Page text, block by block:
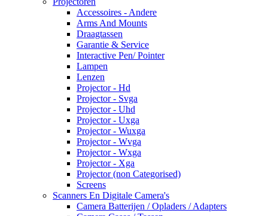
Accessoires - Andere
Arms And Mounts
Draagtassen
Garantie & Service
Interactive Pen/ Pointer
Lampen
Lenzen
Projector - Hd
Projector - Svga
Projector - Uhd
Projector - Uxga
Projector - Wuxga
Projector - Wvga
Projector - Wxga
Projector - Xga
Projector (non Categorised)
Screens
Scanners En Digitale Camera's
Camera Batterijen / Opladers / Adapters